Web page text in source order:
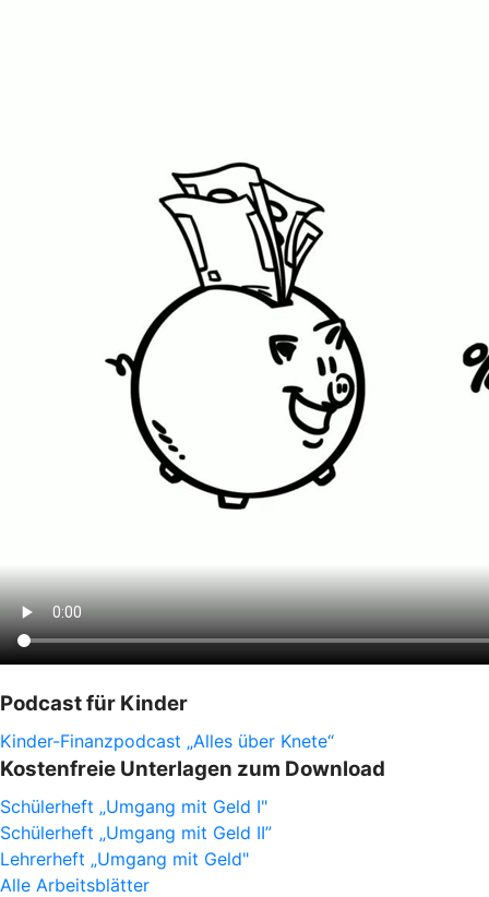
Podcast für Kinder
Kinder-Finanzpodcast „Alles über Knete“
Kostenfreie Unterlagen zum Download
Schülerheft „Umgang mit Geld I"
Schülerheft „Umgang mit Geld II”
Lehrerheft „Umgang mit Geld"
Alle Arbeitsblätter